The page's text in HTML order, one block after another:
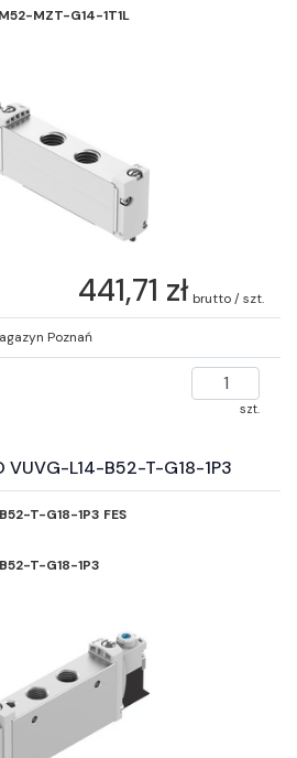
MZT-G14-1T1L
441,71 zł brutto / szt.
Poznań
szt.
VUVG-L14-B52-T-G18-1P3
T-G18-1P3 FES
T-G18-1P3